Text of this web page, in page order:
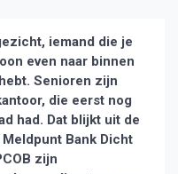
iemand die je
even naar binnen
Senioren zijn
die eerst nog
had. Dat blijkt uit de
Bank Dicht
zijn